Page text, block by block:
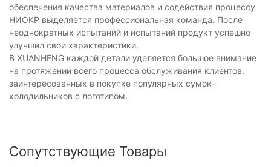
обеспечения качества материалов и содействия процессу
НИОКР выделяется профессиональная команда. После
неоднократных испытаний и испытаний продукт успешно
улучшил свои характеристики.
В XUANHENG каждой детали уделяется большое внимание
на протяжении всего процесса обслуживания клиентов,
заинтересованных в покупке популярных сумок-
холодильников с логотипом.
Сопутствующие Товары